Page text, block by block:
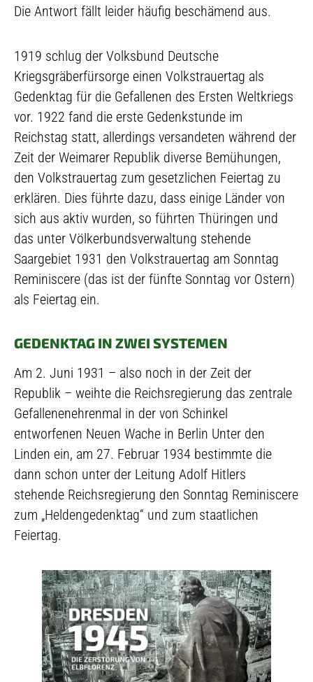
Die Antwort fällt leider häufig beschämend aus.
1919 schlug der Volksbund Deutsche
Kriegsgräberfürsorge einen Volkstrauertag als
Gedenktag für die Gefallenen des Ersten Weltkriegs
vor. 1922 fand die erste Gedenkstunde im
Reichstag statt, allerdings versandeten während der
Zeit der Weimarer Republik diverse Bemühungen,
den Volkstrauertag zum gesetzlichen Feiertag zu
erklären. Dies führte dazu, dass einige Länder von
sich aus aktiv wurden, so führten Thüringen und
das unter Völkerbundsverwaltung stehende
Saargebiet 1931 den Volkstrauertag am Sonntag
Reminiscere (das ist der fünfte Sonntag vor Ostern)
als Feiertag ein.
GEDENKTAG IN ZWEI SYSTEMEN
Am 2. Juni 1931 – also noch in der Zeit der
Republik – weihte die Reichsregierung das zentrale
Gefallenenehrenmal in der von Schinkel
entworfenen Neuen Wache in Berlin Unter den
Linden ein, am 27. Februar 1934 bestimmte die
dann schon unter der Leitung Adolf Hitlers
stehende Reichsregierung den Sonntag Reminiscere
zum „Heldengedenktag“ und zum staatlichen
Feiertag.